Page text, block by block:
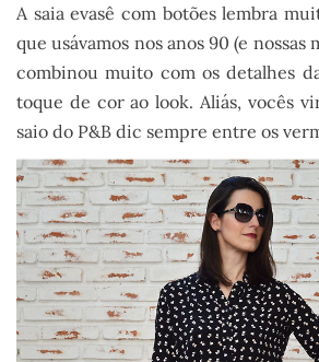
A saia evasê com botões lembra
que usávamos nos anos 90 (e nossas
combinou muito com os detalhes
toque de cor ao look. Aliás, vocês
saio do P&B dic sempre entre os